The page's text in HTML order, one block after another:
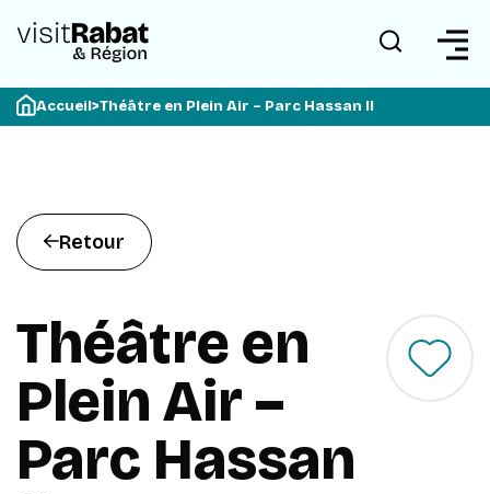
Accueil>Théâtre en Plein Air – Parc Hassan II
Retour
Théâtre en
Plein Air –
Parc Hassan